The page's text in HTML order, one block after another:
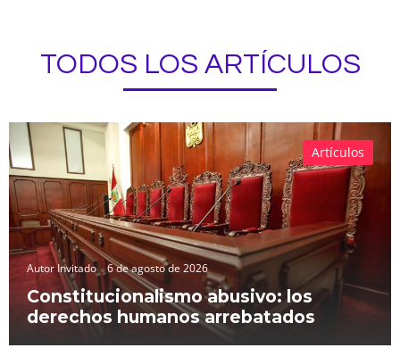
TODOS LOS ARTÍCULOS
Autor Invitado 6 de agosto de 2026
Constitucionalismo abusivo: los
derechos humanos arrebatados
Artículos